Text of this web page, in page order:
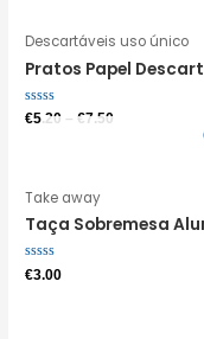
Descartáveis uso único
Pratos Papel
Avaliação
€5.20 – €7.50
Take away
Taça Sobremesa
Avaliação
0
€3.00